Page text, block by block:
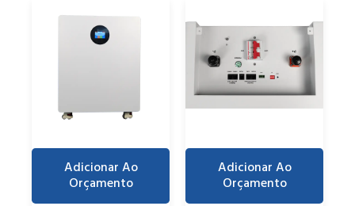
Adicionar Ao
Orçamento
Adicionar Ao
Orçamento